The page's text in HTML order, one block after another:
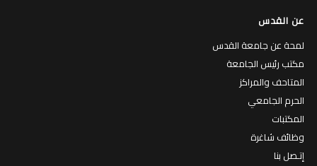
عن القدس
لمحة عن جامعة القدس
مكتب رئيس الجامعة
المتاحف والمراكز
الحرم الجامعي
المكتبات
وظائف شاغرة
إتـصل بنا